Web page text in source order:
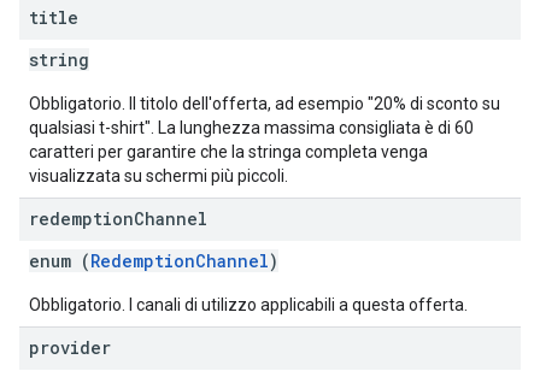
title
string
Obbligatorio. Il titolo dell'offerta, ad esempio "20% di sconto su
qualsiasi t-shirt". La lunghezza massima consigliata è di 60
caratteri per garantire che la stringa completa venga
visualizzata su schermi più piccoli.
redemptionChannel
enum (RedemptionChannel)
Obbligatorio. I canali di utilizzo applicabili a questa offerta.
provider